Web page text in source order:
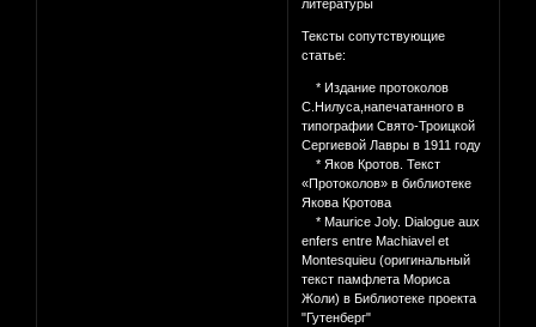
литературы
Тексты сопутствующие
статье:
* Издание протоколов
С.Нилуса,напечатанного в
типографии Свято-Троицкой
Сергиевой Лавры в 1911 году
* Яков Кротов. Текст
«Протоколов» в библиотеке
Якова Кротова
* Maurice Joly. Dialogue aux
enfers entre Machiavel et
Montesquieu (оригинальный
текст памфлета Мориса
Жоли) в Библиотеке проекта
"Гутенберг"